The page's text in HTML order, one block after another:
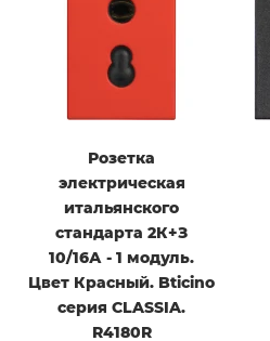
Розетка
электрическая
итальянского
стандарта 2К+З
10/16А - 1 модуль.
Цвет Красный. Bticino
серия CLASSIA.
R4180R